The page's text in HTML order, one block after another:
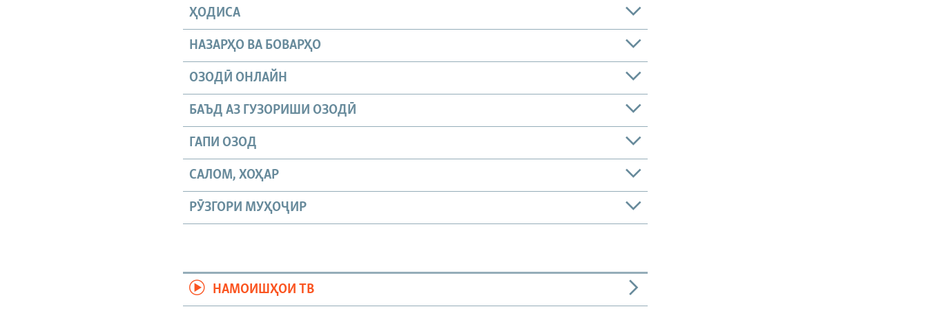
ҲОДИСА
НАЗАРҲО ВА БОВАРҲО
ОЗОДӢ ОНЛАЙН
БАЪД АЗ ГУЗОРИШИ ОЗОДӢ
ГАПИ ОЗОД
САЛОМ, ХОҲАР
РӮЗГОРИ МУҲОҶИР
НАМОИШҲОИ ТВ